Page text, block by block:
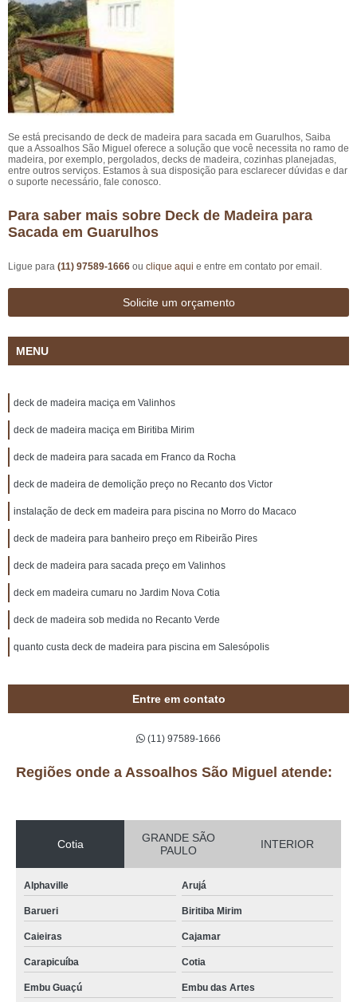
Se está precisando de deck de madeira para sacada em Guarulhos, Saiba
que a Assoalhos São Miguel oferece a solução que você necessita no ramo de
madeira, por exemplo, pergolados, decks de madeira, cozinhas planejadas,
entre outros serviços. Estamos à sua disposição para esclarecer dúvidas e dar
o suporte necessário, fale conosco.
Para saber mais sobre Deck de Madeira para
Sacada em Guarulhos
Ligue para (11) 97589-1666 ou clique aqui e entre em contato por email.
Solicite um orçamento
MENU
deck de madeira maciça em Valinhos
deck de madeira maciça em Biritiba Mirim
deck de madeira para sacada em Franco da Rocha
deck de madeira de demolição preço no Recanto dos Victor
instalação de deck em madeira para piscina no Morro do Macaco
deck de madeira para banheiro preço em Ribeirão Pires
deck de madeira para sacada preço em Valinhos
deck em madeira cumaru no Jardim Nova Cotia
deck de madeira sob medida no Recanto Verde
quanto custa deck de madeira para piscina em Salesópolis
Entre em contato
(11) 97589-1666
Regiões onde a Assoalhos São Miguel atende:
Cotia
GRANDE SÃO
PAULO
INTERIOR
Alphaville Arujá
Barueri Biritiba Mirim
Caieiras Cajamar
Carapicuíba Cotia
Embu Guaçú Embu das Artes